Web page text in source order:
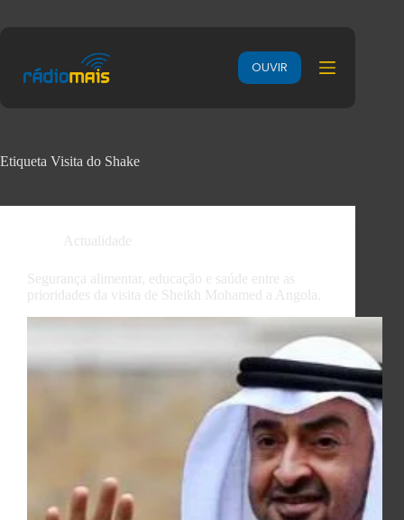
OUVIR
Etiqueta Visita do Shake
Actualidade
Segurança alimentar, educação e saúde entre as
prioridades da visita de Sheikh Mohamed a Angola.